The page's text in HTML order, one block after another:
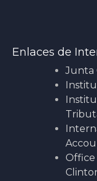
Enlaces de
Junta
Office